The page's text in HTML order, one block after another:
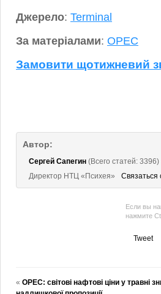
Джерело: Terminal
За матеріалами: OPEC
Замовити щотижневий
Автор:
Сергей Сапегин (Всего статей: 3396)
Директор НТЦ «Психея»
Связаться
Если вы
нажмите
Tweet
« OPEC: світові нафтові ціни у травні